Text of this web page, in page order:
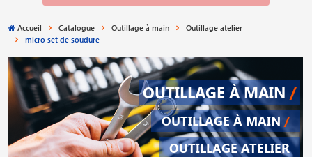
Accueil Catalogue Outillage à main
Outillage atelier
micro set de soudure
OUTILLAGE À MAIN /
OUTILLAGE À MAIN /
OUTILLAGE ATELIER